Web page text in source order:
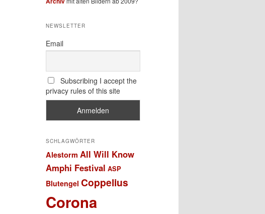
NEWSLETTER
Email
Subscribing I accept the
privacy rules of this site
SCHLAGWÖRTER
Alestorm All Will Know
Amphi Festival ASP
Blutengel Coppelius
Corona